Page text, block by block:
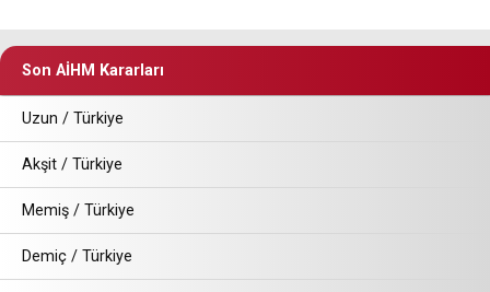
Son AİHM Kararları
Uzun / Türkiye
Akşit / Türkiye
Memiş / Türkiye
Demiç / Türkiye